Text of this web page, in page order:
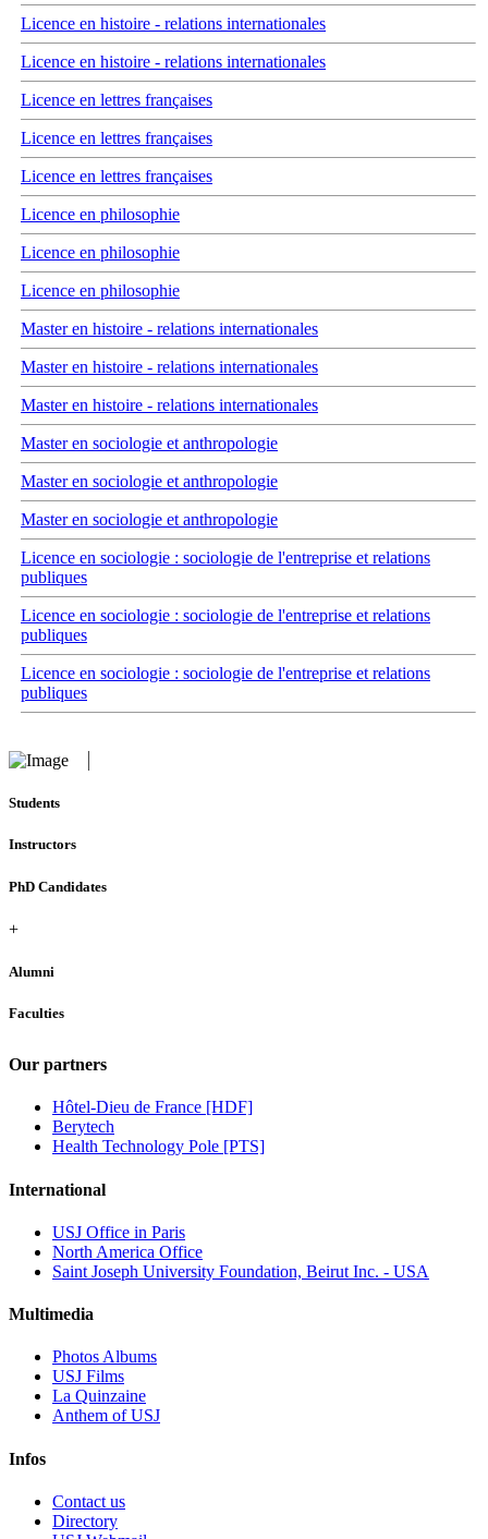
Licence en histoire - relations internationales
Licence en histoire - relations internationales
Licence en lettres françaises
Licence en lettres françaises
Licence en lettres françaises
Licence en philosophie
Licence en philosophie
Licence en philosophie
Master en histoire - relations internationales
Master en histoire - relations internationales
Master en histoire - relations internationales
Master en sociologie et anthropologie
Master en sociologie et anthropologie
Master en sociologie et anthropologie
Licence en sociologie : sociologie de l'entreprise et relations
publiques
Licence en sociologie : sociologie de l'entreprise et relations
publiques
Licence en sociologie : sociologie de l'entreprise et relations
publiques
Students
Instructors
PhD Candidates
+
Alumni
Faculties
Our partners
Hôtel-Dieu de France [HDF]
Berytech
Health Technology Pole [PTS]
International
USJ Office in Paris
North America Office
Saint Joseph University Foundation, Beirut Inc. - USA
Multimedia
Photos Albums
USJ Films
La Quinzaine
Anthem of USJ
Infos
Contact us
Directory